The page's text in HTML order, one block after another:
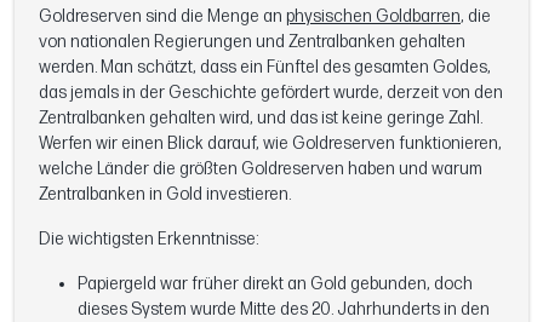
Goldreserven sind die Menge an physischen Goldbarren, die
von nationalen Regierungen und Zentralbanken gehalten
werden. Man schätzt, dass ein Fünftel des gesamten Goldes,
das jemals in der Geschichte gefördert wurde, derzeit von den
Zentralbanken gehalten wird, und das ist keine geringe Zahl.
Werfen wir einen Blick darauf, wie Goldreserven funktionieren,
welche Länder die größten Goldreserven haben und warum
Zentralbanken in Gold investieren.
Die wichtigsten Erkenntnisse:
Papiergeld war früher direkt an Gold gebunden, doch
dieses System wurde Mitte des 20. Jahrhunderts in den